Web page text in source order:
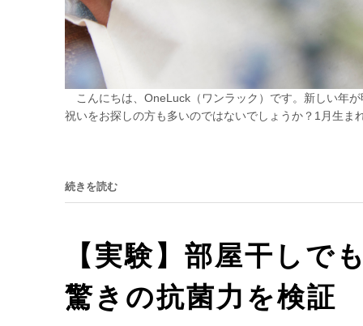
こんにちは、OneLuck（ワンラック）です。新しい年
祝いをお探しの方も多いのではないでしょうか？1月生ま
続きを読む
【実験】部屋干しで
驚きの抗菌力を検証